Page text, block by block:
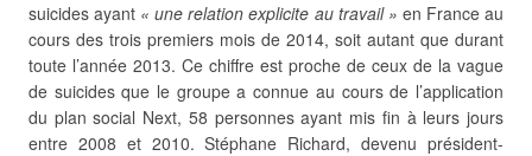
suicides ayant « une relation explicite au travail » en France au
cours des trois premiers mois de 2014, soit autant que durant
toute l’année 2013. Ce chiffre est proche de ceux de la vague
de suicides que le groupe a connue au cours de l’application
du plan social Next, 58 personnes ayant mis fin à leurs jours
entre 2008 et 2010. Stéphane Richard, devenu président-